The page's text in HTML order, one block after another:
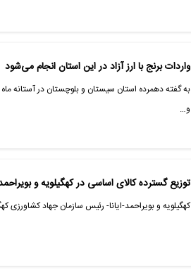
واردات برنج با ارز آزاد در این استان انجام می‌شود
به گفته دهمرده استان سیستان و بلوچستان در آستانه
و…
توزیع گسترده کالای اساسی در کهگیلویه و
کهگیلویه و بویراحمد-ایانا- رئیس سازمان جهاد کشاورزی کهگیلویه و